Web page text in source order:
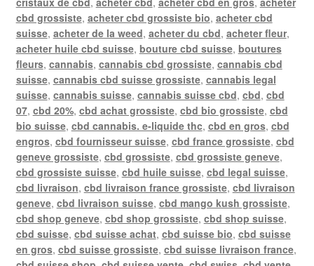
cbd grossiste, acheter cbd grossiste bio, acheter cbd
suisse, acheter de la weed, acheter du cbd, acheter fleur,
acheter huile cbd suisse, bouture cbd suisse, boutures
fleurs, cannabis, cannabis cbd grossiste, cannabis cbd
suisse, cannabis cbd suisse grossiste, cannabis legal
suisse, cannabis suisse, cannabis suisse cbd, cbd, cbd
07, cbd 20%, cbd achat grossiste, cbd bio grossiste, cbd
bio suisse, cbd cannabis. e-liquide thc, cbd en gros, cbd
engros, cbd fournisseur suisse, cbd france grossiste, cbd
geneve grossiste, cbd grossiste, cbd grossiste geneve,
cbd grossiste suisse, cbd huile suisse, cbd legal suisse,
cbd livraison, cbd livraison france grossiste, cbd livraison
geneve, cbd livraison suisse, cbd mango kush grossiste,
cbd shop geneve, cbd shop grossiste, cbd shop suisse,
cbd suisse, cbd suisse achat, cbd suisse bio, cbd suisse
en gros, cbd suisse grossiste, cbd suisse livraison france,